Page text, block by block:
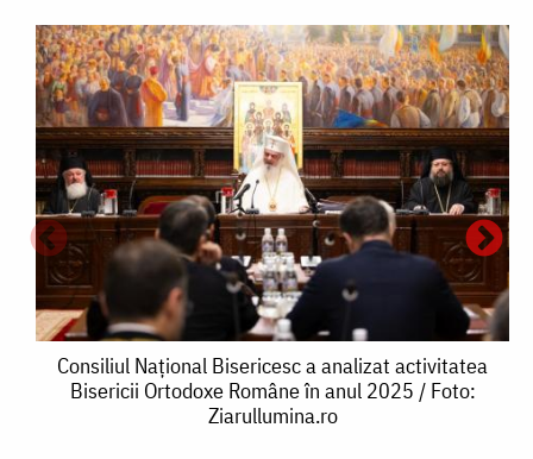
Consiliul
Național
Consiliul Național Bisericesc a analizat activitatea
Bisericii Ortodoxe Române în anul 2025 / Foto:
Ziarullumina.ro